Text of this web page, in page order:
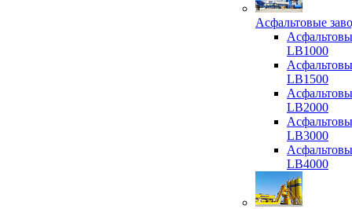
Асфальтовые
LB1000
LB1500
LB2000
LB3000
LB4000